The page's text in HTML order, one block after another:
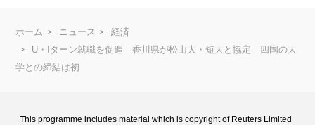
ホーム ニュース
経済
U・Iターン就職を促進 香川県が松山大・短大と協定 四国の大
学との締結は初
This programme includes material which is copyright of Reuters Limited